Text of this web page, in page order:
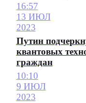
16:57
13 ИЮЛ
2023
Путин
квантовых
граждан
10:10
9 ИЮЛ
2023